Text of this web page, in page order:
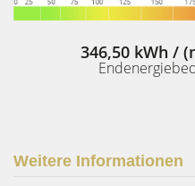
346,50 kWh /
Weitere Informationen